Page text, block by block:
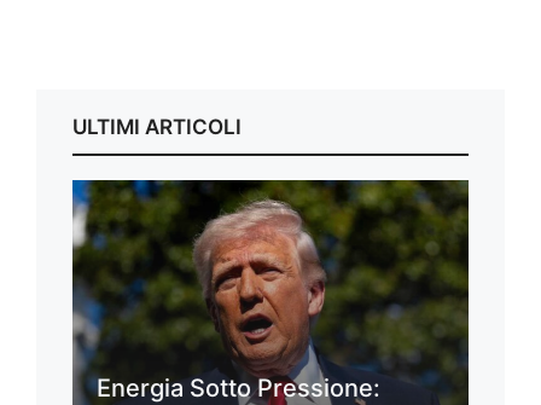
ULTIMI ARTICOLI
Energia Sotto Pressione: